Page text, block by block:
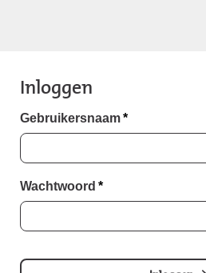
Inloggen
Gebruikersnaam*
Wachtwoord *